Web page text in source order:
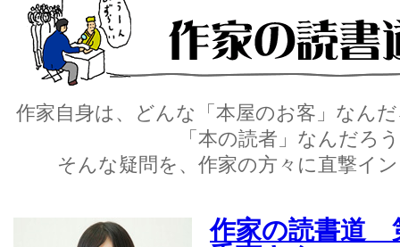
作家の読書道本文
作家自身は、どんな「本屋のお客」なん
「本の読者」なんだろ
そんな疑問を、作家の方々に直撃イ
作家の読書道